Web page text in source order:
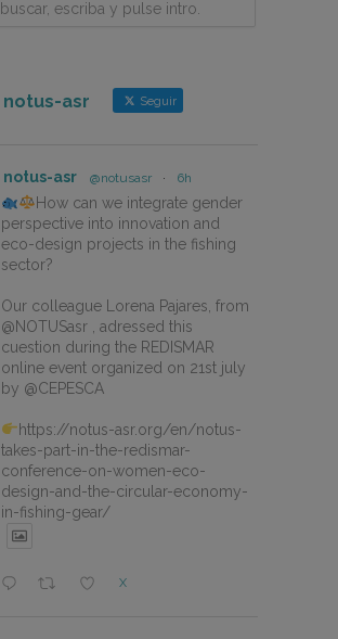
notus-asr Seguir
notus-asr @notusasr · 6h
How can we integrate gender
perspective into innovation and
eco-design projects in the fishing
sector?
Our colleague Lorena Pajares, from
@NOTUSasr , adressed this
cuestion during the REDISMAR
online event organized on 21st july
by @CEPESCA
https://notus-asr.org/en/notus-
takes-part-in-the-redismar-
conference-on-women-eco-
design-and-the-circular-economy-
in-fishing-gear/
X